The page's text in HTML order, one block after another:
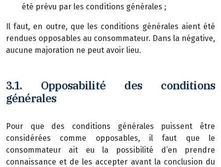
été prévu par les conditions générales ;
Il faut, en outre, que les conditions générales aient été
rendues opposables au consommateur. Dans la négative,
aucune majoration ne peut avoir lieu.
3.1. Opposabilité des conditions
générales
Pour que des conditions générales puissent être
considérées comme opposables, il faut que le
consommateur ait eu la possibilité d’en prendre
connaissance et de les accepter avant la conclusion du